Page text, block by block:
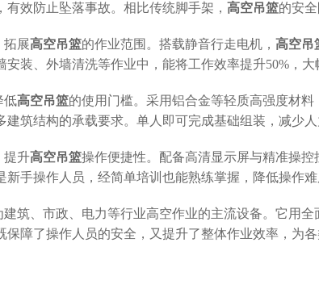
有效防止坠落事故。相比传统脚手架， 高空吊篮的安
拓展高空吊篮的作业范围。搭载静音行走电机， 高空吊
安装、外墙清洗等作业中，能将工作效率提升50%，大
低高空吊篮的使用门槛。采用铝合金等轻质高强度材
建筑结构的承载要求。单人即可完成基础组装，减少人
提升高空吊篮操作便捷性。配备高清显示屏与精准操
新手操作人员，经简单培训也能熟练掌握，降低操作难
建筑、市政、电力等行业高空作业的主流设备。它用
保障了操作人员的安全，又提升了整体作业效率，为